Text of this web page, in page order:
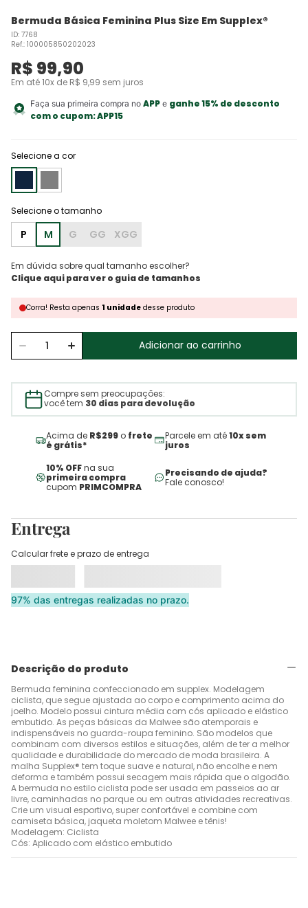
Bermuda Básica Feminina Plus Size Em Supplex®
ID: 7768
Ref.: 100005850202023
R$ 99,90
Em até10x de R$ 9,99 sem juros
Faça sua primeira compra no APPe ganhe 15% de desconto
com o cupom:APP15
Selecione a cor
P M G GG XGG
Em dúvida sobre qual tamanho escolher?
Corra! Resta apenas 1 unidade desse produto
Adicionar ao carrinho
Compre sem preocupações:
você tem 30 dias para devolução
Acima de R$299 o frete
é grátis*
Parcele em até10x sem
juros
10% OFFna sua
primeira compra
cupom PRIMCOMPRA
Precisando de ajuda?
Fale conosco!
Entrega
Calcular frete e prazo de entrega
97% das entregas realizadas no prazo.
Descrição do produto
Bermuda feminina confeccionado em supplex. Modelagem
ciclista, que segue ajustada ao corpo e comprimento acima do
joelho. Modelo possui cintura média com cós aplicado e elástico
embutido. As peças básicas da Malwee são atemporais e
indispensáveis no guarda-roupa feminino. São modelos que
combinam com diversos estilos e situações, além de ter a melhor
qualidade e durabilidade do mercado de moda brasileira. A
malha Supplex® tem toque suave e natural, não encolhe e nem
deforma e também possui secagem mais rápida que o algodão.
A bermuda no estilo ciclista pode ser usada em passeios ao ar
livre, caminhadas no parque ou em outras atividades recreativas.
Crie um visual esportivo, super confortável e combine com
camiseta básica, jaqueta moletom Malwee e tênis!
Modelagem: Ciclista
Cós: Aplicado com elástico embutido